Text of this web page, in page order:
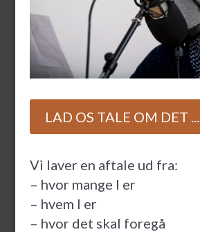
LAD OS TALE OM DET ...
Vi laver en aftale ud fra:
– hvor mange I er
– hvem I er
– hvor det skal foregå